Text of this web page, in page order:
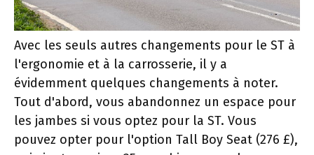
Avec les seuls autres changements pour le ST à
l'ergonomie et à la carrosserie, il y a
évidemment quelques changements à noter.
Tout d'abord, vous abandonnez un espace pour
les jambes si vous optez pour la ST. Vous
pouvez opter pour l'option Tall Boy Seat (276 £),